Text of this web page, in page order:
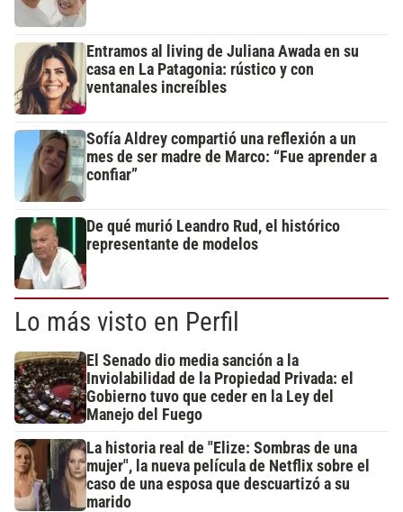
Entramos al living de Juliana Awada en su
casa en La Patagonia: rústico y con
ventanales increíbles
Sofía Aldrey compartió una reflexión a un
mes de ser madre de Marco: “Fue aprender a
confiar”
De qué murió Leandro Rud, el histórico
representante de modelos
Lo más visto en Perfil
El Senado dio media sanción a la
Inviolabilidad de la Propiedad Privada: el
Gobierno tuvo que ceder en la Ley del
Manejo del Fuego
La historia real de "Elize: Sombras de una
mujer", la nueva película de Netflix sobre el
caso de una esposa que descuartizó a su
marido